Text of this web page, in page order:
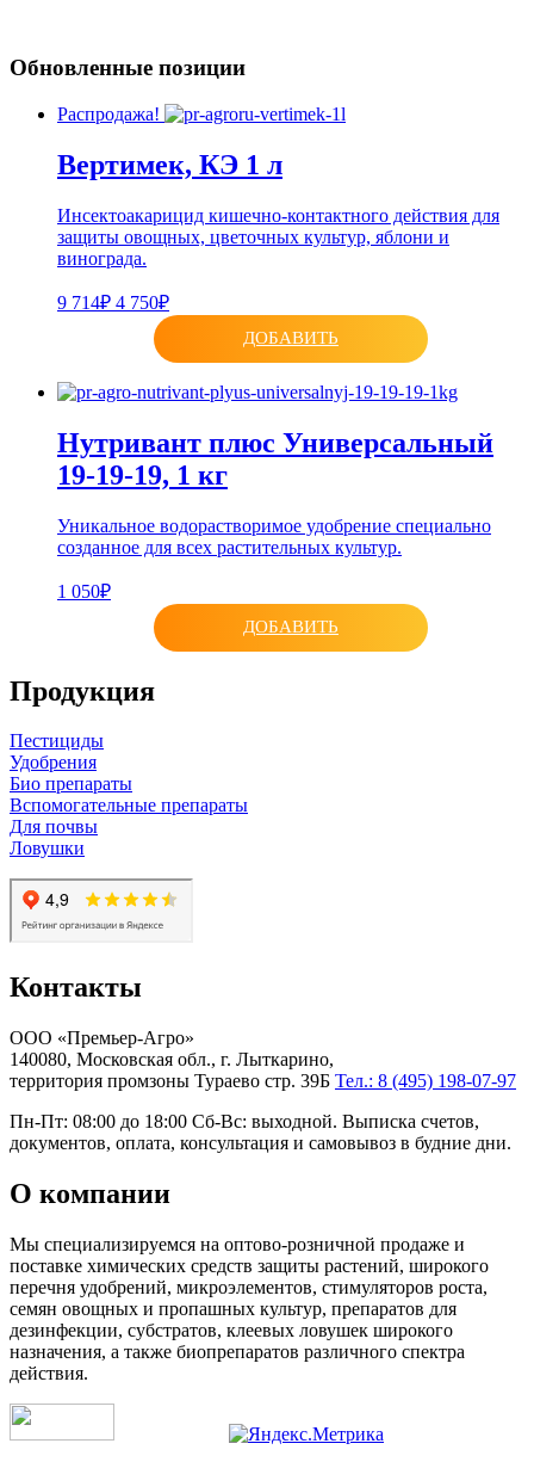
Обновленные позиции
Распродажа!
Вертимек, КЭ 1 л
Инсектоакарицид кишечно-контактного действия для
защиты овощных, цветочных культур, яблони и
винограда.
9 714₽ 4 750₽
ДОБАВИТЬ
Нутривант плюс Универсальный
19-19-19, 1 кг
Уникальное водорастворимое удобрение специально
созданное для всех растительных культур.
1 050₽
ДОБАВИТЬ
Продукция
Пестициды
Удобрения
Био препараты
Вспомогательные препараты
Для почвы
Ловушки
Контакты
ООО «Премьер-Агро»
140080, Московская обл., г. Лыткарино,
территория промзоны Тураево стр. 39Б Тел.: 8 (495) 198-07-97
Пн-Пт: 08:00 до 18:00 Сб-Вс: выходной. Выписка счетов,
документов, оплата, консультация и самовывоз в будние дни.
О компании
Мы специализируемся на оптово-розничной продаже и
поставке химических средств защиты растений, широкого
перечня удобрений, микроэлементов, стимуляторов роста,
семян овощных и пропашных культур, препаратов для
дезинфекции, субстратов, клеевых ловушек широкого
назначения, а также биопрепаратов различного спектра
действия.